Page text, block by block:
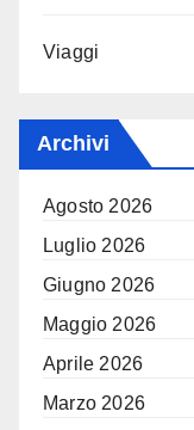
Viaggi
Archivi
Agosto 2026
Luglio 2026
Giugno 2026
Maggio 2026
Aprile 2026
Marzo 2026